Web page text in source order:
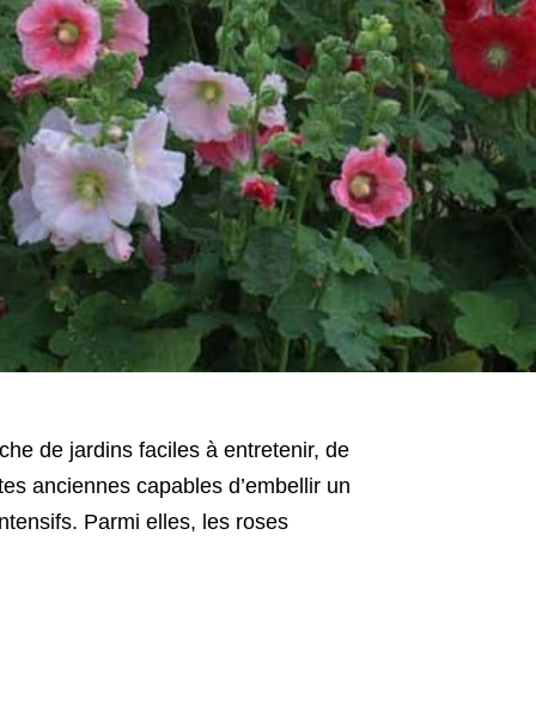
de jardins faciles à entretenir, de
anciennes capables d’embellir un
Parmi elles, les roses